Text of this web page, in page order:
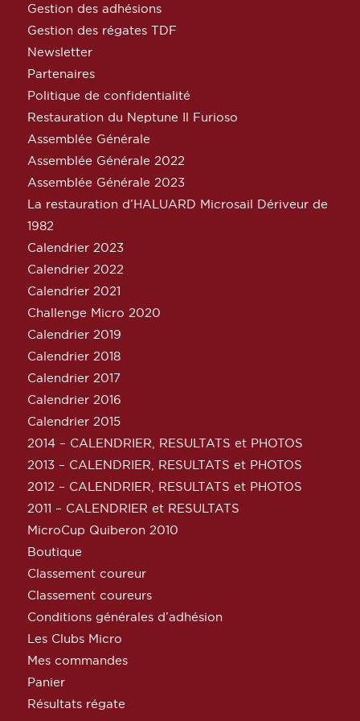
Gestion des adhésions
Gestion des régates TDF
Newsletter
Partenaires
Politique de confidentialité
Restauration du Neptune Il Furioso
Assemblée Générale
Assemblée Générale 2022
Assemblée Générale 2023
La restauration d’HALUARD Microsail Dériveur de
1982
Calendrier 2023
Calendrier 2022
Calendrier 2021
Challenge Micro 2020
Calendrier 2019
Calendrier 2018
Calendrier 2017
Calendrier 2016
Calendrier 2015
2014 – CALENDRIER, RESULTATS et PHOTOS
2013 – CALENDRIER, RESULTATS et PHOTOS
2012 – CALENDRIER, RESULTATS et PHOTOS
2011 – CALENDRIER et RESULTATS
MicroCup Quiberon 2010
Boutique
Classement coureur
Classement coureurs
Conditions générales d’adhésion
Les Clubs Micro
Mes commandes
Panier
Résultats régate